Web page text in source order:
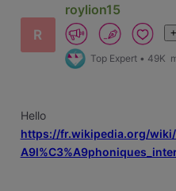
R
roylion15
Top Expert • 49K
Hello
https://fr.wikipedia.org/wiki/